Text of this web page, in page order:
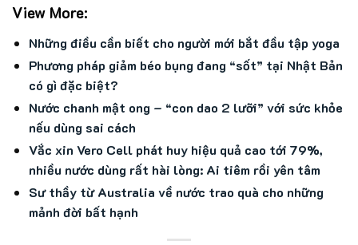
View More:
Những điều cần biết cho người mới bắt đầu tập yoga
Phương pháp giảm béo bụng đang “sốt” tại Nhật Bản
có gì đặc biệt?
Nước chanh mật ong – “con dao 2 lưỡi” với sức khỏe
nếu dùng sai cách
Vắc xin Vero Cell phát huy hiệu quả cao tới 79%,
nhiều nước dùng rất hài lòng: Ai tiêm rồi yên tâm
Sư thầy từ Australia về nước trao quà cho những
mảnh đời bất hạnh